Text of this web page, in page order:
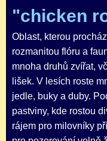
"chicken
Oblast, kterou
rozmanitou flóru a
mnoha druhů zvířat,
lišek. V lesích roste
jedle, buky a duby.
pastviny, kde rostou
rájem pro milovníky